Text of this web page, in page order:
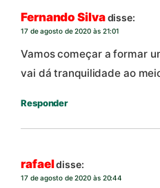
Fernando Silvadisse:
17 de agosto de 2020 às 21:01
Vamos começar a formar
vai dá tranquilidade ao
Responder
rafaeldisse:
17 de agosto de 2020 às 20:44